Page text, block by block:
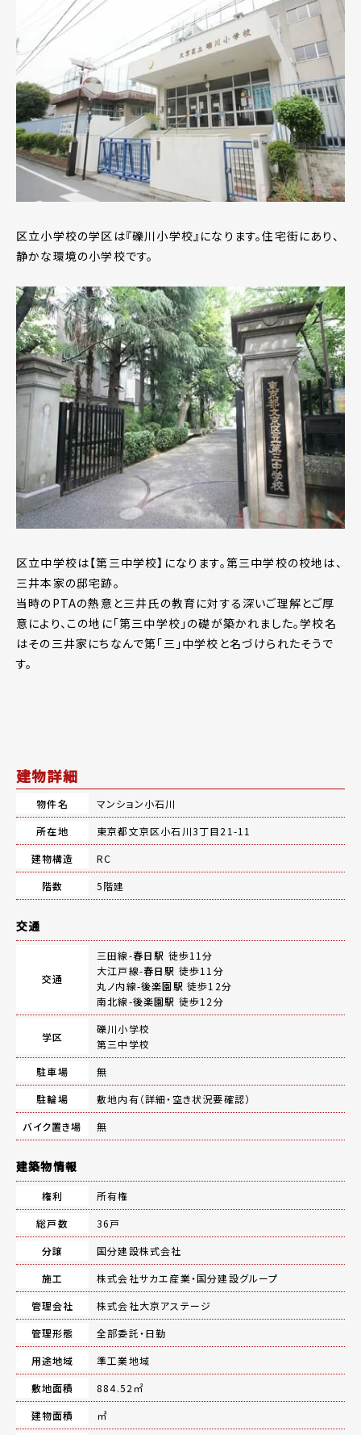
区立小学校の学区は『礫川小学校』になります。住宅街にあり、
静かな環境の小学校です。
区立中学校は【第三中学校】になります。第三中学校の校地は、
三井本家の邸宅跡。
当時のPTAの熱意と三井氏の教育に対する深いご理解とご厚
意により、この地に「第三中学校」の礎が築かれました。学校名
はその三井家にちなんで第「三」中学校と名づけられたそうで
す。
建物詳細
物件名
マンション小石川
所在地
東京都文京区小石川3丁目21-11
建物構造
RC
階数
5階建
交通
交通
三田線-春日駅 徒歩11分
大江戸線-春日駅 徒歩11分
丸ノ内線-後楽園駅 徒歩12分
南北線-後楽園駅 徒歩12分
学区
礫川小学校
第三中学校
駐車場
無
駐輪場
敷地内有（詳細・空き状況要確認）
バイク置き場
無
建築物情報
権利
所有権
総戸数
36戸
分譲
国分建設株式会社
施工
株式会社サカエ産業・国分建設グループ
管理会社
株式会社大京アステージ
管理形態
全部委託・日勤
用途地域
準工業地域
敷地面積
884.52㎡
建物面積
㎡